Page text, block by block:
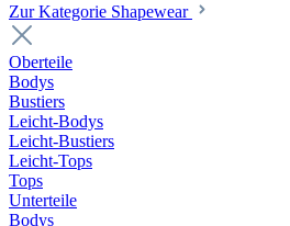
Zur Kategorie Shapewear
Oberteile
Bodys
Bustiers
Leicht-Bodys
Leicht-Bustiers
Leicht-Tops
Tops
Unterteile
Bodys